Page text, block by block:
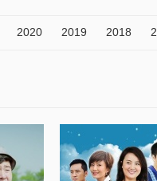
2020 2019 2018